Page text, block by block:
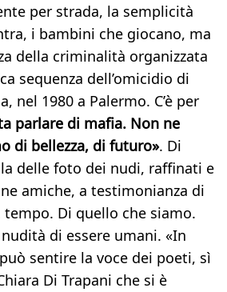
per strada, la semplicità
i bambini che giocano, ma
della criminalità organizzata
sequenza dell’omicidio di
nel 1980 a Palermo. C’è per
parlare di mafia. Non ne
di bellezza, di futuro». Di
delle foto dei nudi, raffinati e
amiche, a testimonianza di
tempo. Di quello che siamo.
di essere umani. «In
sentire la voce dei poeti, sì
Di Trapani che si è